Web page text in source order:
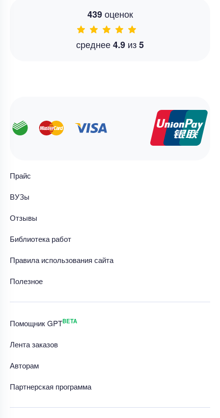
439оценок
среднее4.9 из5
Прайс
ВУЗы
Отзывы
Библиотека работ
Правила использования сайта
Полезное
Помощник GPTBETA
Лента заказов
Авторам
Партнерская программа